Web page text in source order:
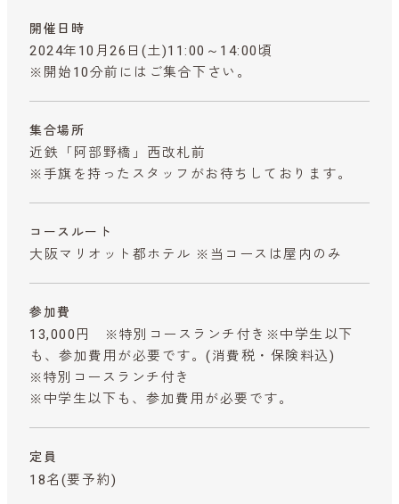
開催日時
2024年10月26日(土)11:00～14:00頃
※開始10分前にはご集合下さい。
集合場所
近鉄「阿部野橋」西改札前
※手旗を持ったスタッフがお待ちしております。
コースルート
大阪マリオット都ホテル ※当コースは屋内のみ
参加費
13,000円 ※特別コースランチ付き※中学生以下
も、参加費用が必要です。 (消費税・保険料込)
※特別コースランチ付き
※中学生以下も、参加費用が必要です。
定員
18名(要予約)